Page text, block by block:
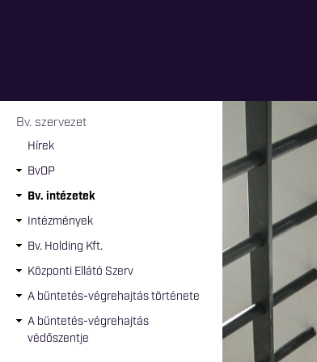
Jelenlegi hely
Bv. szervezet
Hírek
BvOP
Bv. intézetek
Intézmények
Bv. Holding Kft.
Központi Ellátó Szerv
A büntetés-végrehajtás története
A büntetés-végrehajtás
védőszentje